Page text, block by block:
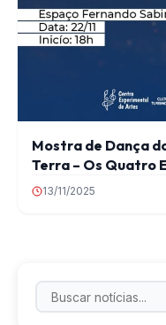
Mostra de Dança
Terra – Os Quatro
13/11/2025